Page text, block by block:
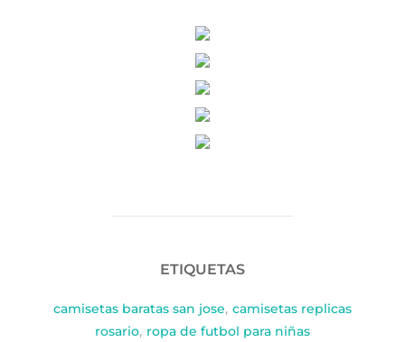
ETIQUETAS
camisetas baratas san jose, camisetas replicas
rosario, ropa de futbol para niñas